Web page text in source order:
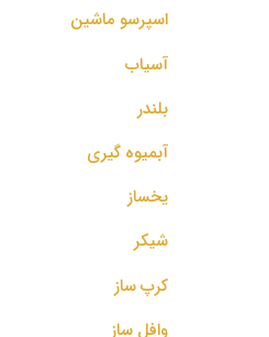
اسپرسو‌ ماشین
آسیاب
بلندر
آبمیوه گیری
یخساز
شیکر
کرپ ساز
وافل ساز